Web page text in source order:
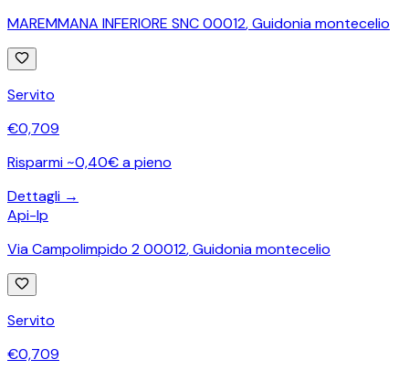
MAREMMANA INFERIORE SNC 00012,Guidonia montecelio
Servito
€0,709
Risparmi ~0,40€ a pieno
Dettagli →
Api-Ip
Via Campolimpido 2 00012,Guidonia montecelio
Servito
€0,709